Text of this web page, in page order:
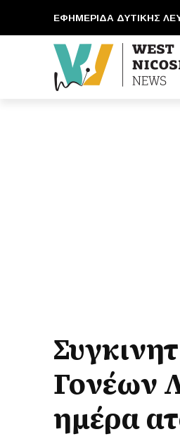
ΕΦΗΜΕΡΙΔΑ ΔΥΤΙΚΗΣ
Γονέων
ημέρα